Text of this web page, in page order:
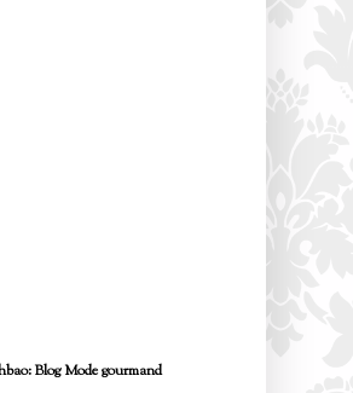
Blog Mode gourmand